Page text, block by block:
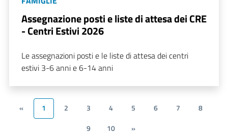
Assegnazione posti e liste di attesa dei CRE
- Centri Estivi 2026
Le assegnazioni posti e le liste di attesa dei centri
estivi 3-6 anni e 6-14 anni
« 1 2 3 4 5 6 7
8
9
10 »